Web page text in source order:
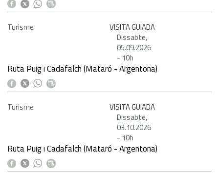
Turisme
VISITA GUIADA
Dissabte,
05.09.2026
- 10h
Ruta Puig i Cadafalch (Mataró - Argentona)
Turisme
VISITA GUIADA
Dissabte,
03.10.2026
- 10h
Ruta Puig i Cadafalch (Mataró - Argentona)